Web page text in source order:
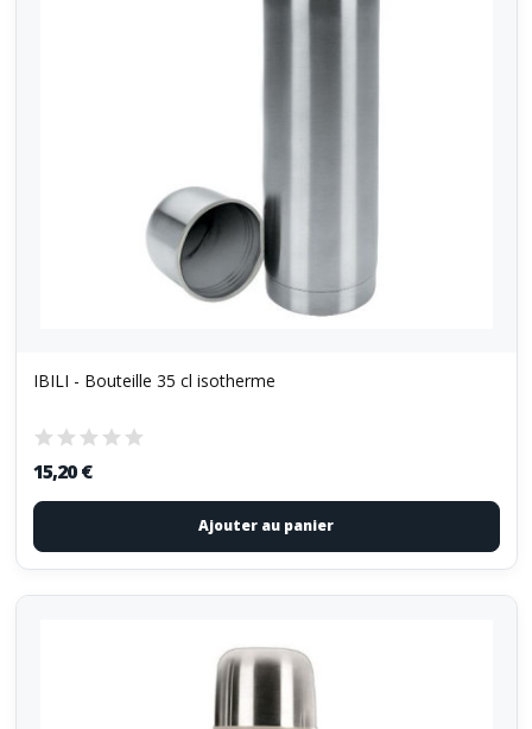
IBILI - Bouteille 35 cl isotherme
15,20 €
Ajouter au panier